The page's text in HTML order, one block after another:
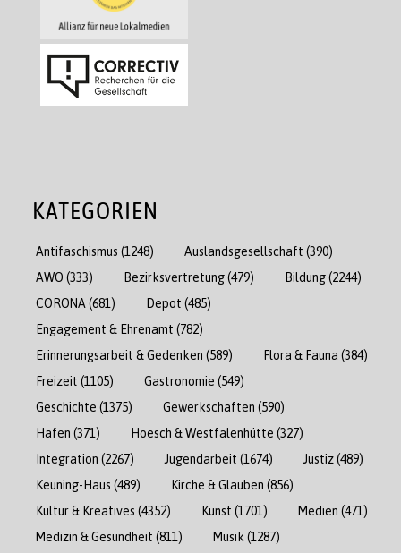
KATEGORIEN
Antifaschismus (1248) Auslandsgesellschaft (390)
AWO (333) Bezirksvertretung(479) Bildung(2244)
CORONA (681) Depot (485)
Engagement & Ehrenamt (782)
Erinnerungsarbeit & Gedenken (589) Flora & Fauna (384)
Freizeit (1105) Gastronomie (549)
Geschichte (1375) Gewerkschaften (590)
Hafen (371) Hoesch & Westfalenhütte (327)
Integration (2267) Jugendarbeit (1674) Justiz(489)
Keuning-Haus (489) Kirche & Glauben (856)
Kultur & Kreatives (4352) Kunst (1701) Medien (471)
Medizin & Gesundheit (811) Musik (1287)